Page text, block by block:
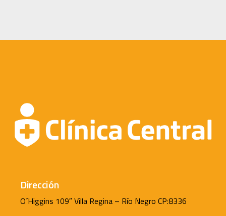
Dirección
O´Higgins 109″ Villa Regina – Río Negro CP:8336